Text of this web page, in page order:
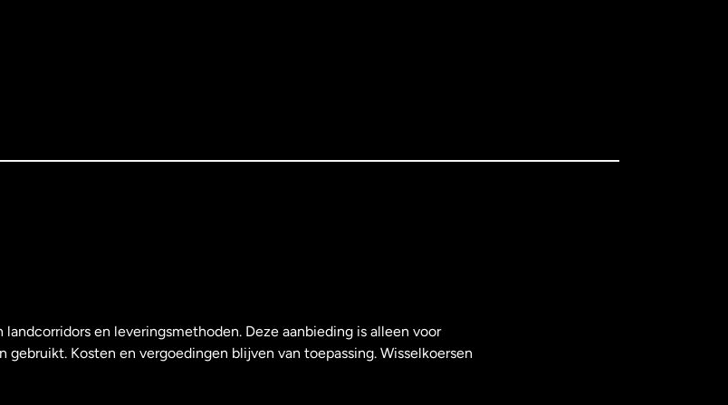
en leveringsmethoden. Deze aanbieding is alleen voor
Kosten en vergoedingen blijven van toepassing. Wisselkoersen